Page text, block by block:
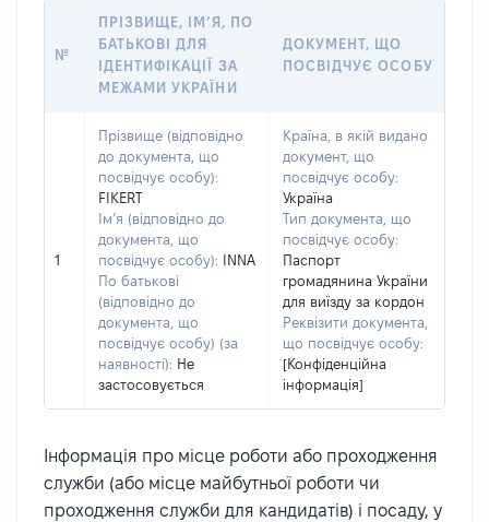
№
ПРІЗВИЩЕ, ІМ’Я, ПО
БАТЬКОВІ ДЛЯ
ІДЕНТИФІКАЦІЇ ЗА
МЕЖАМИ УКРАЇНИ
ДОКУМЕНТ, ЩО
ПОСВІДЧУЄ ОСОБУ
1
Прізвище (відповідно
до документа, що
посвідчує особу):
FIKERT
Ім’я (відповідно до
документа, що
посвідчує особу):
INNA
По батькові
(відповідно до
документа, що
посвідчує особу) (за
наявності): Не
застосовується
Країна, в якій видано
документ, що
посвідчує особу:
Україна
Тип документа, що
посвідчує особу:
Паспорт
громадянина України
для виїзду за кордон
Реквізити документа,
що посвідчує особу:
[Конфіденційна
інформація]
Інформація про місце роботи або проходження
служби (або місце майбутньої роботи чи
проходження служби для кандидатів) і посаду, у